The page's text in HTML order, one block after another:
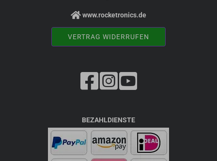
www.rocketronics.de
VERTRAG WIDERRUFEN
BEZAHLDIENSTE